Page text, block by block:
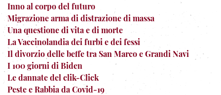
Inno al corpo del futuro
Migrazione arma di distrazione di massa
Una questione di vita e di morte
La Vaccinolandia dei furbi e dei fessi
Il divorzio delle beffe tra San Marco e Grandi Navi
I 100 giorni di Biden
Le dannate del clik-Click
Peste e Rabbia da Covid-19